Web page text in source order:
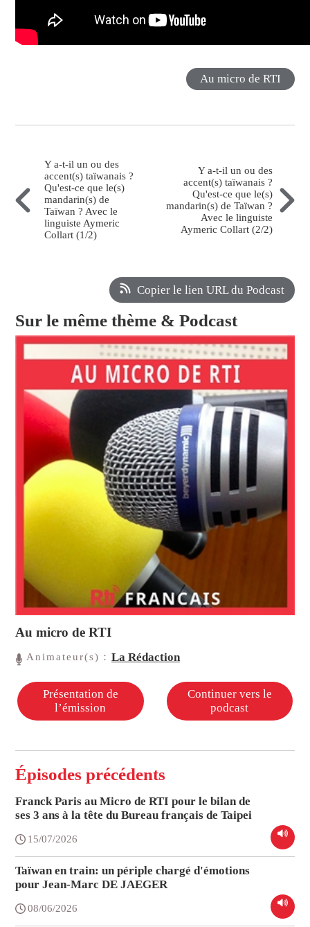
Au micro de RTI
Y a-t-il un ou des
accent(s) taïwanais ?
Qu'est-ce que le(s)
mandarin(s) de
Taïwan ? Avec le
linguiste Aymeric
Collart (1/2)
Y a-t-il un ou des
accent(s) taïwanais ?
Qu'est-ce que le(s)
mandarin(s) de Taïwan ?
Avec le linguiste
Aymeric Collart (2/2)
Copier le lien URL du Podcast
Sur le même thème & Podcast
Au micro de RTI
Animateur(s)：La Rédaction
Présentation de
l’émission
Continuer vers le
podcast
Épisodes précédents
Franck Paris au Micro de RTI pour le bilan de
ses 3 ans à la tête du Bureau français de Taipei
15/07/2026
Taïwan en train: un périple chargé d'émotions
pour Jean-Marc DE JAEGER
08/06/2026